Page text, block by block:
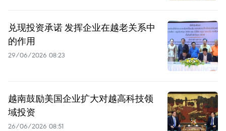
兑现投资承诺 发挥企业在越老关系中
的作用
29/06/2026 08:23
越南鼓励美国企业扩大对越高科技领
域投资
26/06/2026 08:51